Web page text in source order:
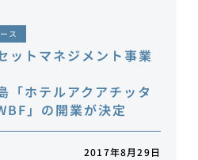
ス
ットマネジメント事業
「ホテルアクアチッタ
」の開業が決定
2017年8月29日